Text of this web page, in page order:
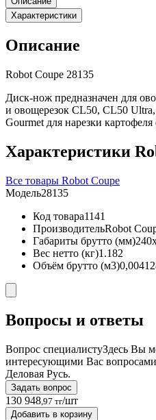
Характеристики
Описание
Robot Coupe 28135
Диск-нож предназначен для
и овощерезок CL50, CL50
Gourmet для нарезки
Характеристики
Все товары Robot Coupe
Модель28135
Код товара1141
ПроизводительRobot
Габариты брутто (мм)
Вес нетто (кг)1.182
Объём брутто (м3)
Вопросы и ответы
Вопрос специалистуЗдесь Вы
интересующими Вас
Деловая Русь.
Задать вопрос
130 948 ,97 тг/шт
Добавить в корзину